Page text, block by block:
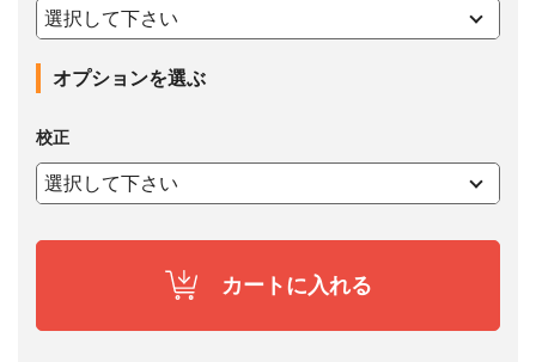
オプションを選ぶ
校正
カートに入れる